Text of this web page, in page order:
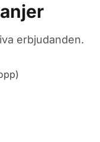
erbjudanden.